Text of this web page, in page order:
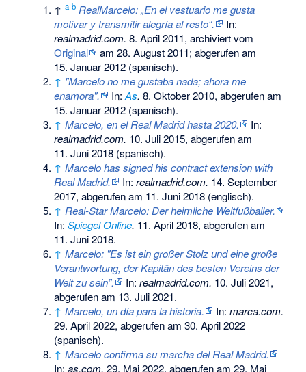
↑a b RealMarcelo: „En el vestuario me gusta
motivar y transmitir alegría al resto“.
In:
realmadrid.com. 8. April 2011, archiviert vom
Original
am28. August 2011; abgerufen am
15. Januar 2012 (spanisch).
↑ "Marcelo no me gustaba nada; ahora me
enamora".
In:As. 8. Oktober 2010, abgerufen am
15. Januar 2012 (spanisch).
↑ Marcelo, en el Real Madrid hasta 2020.
In:
realmadrid.com. 10. Juli 2015, abgerufen am
11. Juni 2018 (spanisch).
↑ Marcelo has signed his contract extension with
Real Madrid.
In:realmadrid.com. 14. September
2017, abgerufen am 11. Juni 2018 (englisch).
↑ Real-Star Marcelo: Der heimliche Weltfußballer.
In:Spiegel Online. 11. April 2018, abgerufen am
11. Juni 2018.
↑ Marcelo: "Es ist ein großer Stolz und eine große
Verantwortung, der Kapitän des besten Vereins der
Welt zu sein”. In:realmadrid.com. 10. Juli 2021,
abgerufen am 13. Juli 2021.
↑ Marcelo, un día para la historia. In:marca.com.
29. April 2022, abgerufen am 30. April 2022
(spanisch).
↑ Marcelo confirma su marcha del Real Madrid.
In:as.com. 29. Mai 2022, abgerufen am 29. Mai